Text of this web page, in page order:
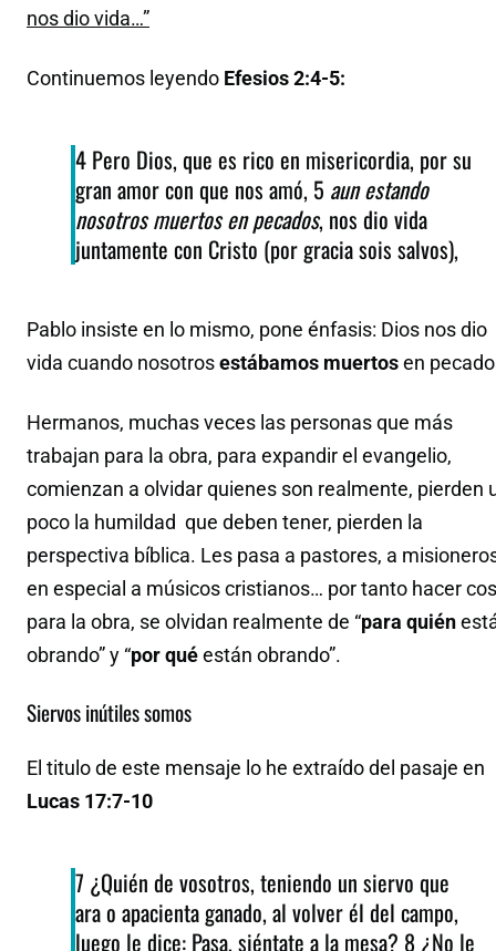
nos dio vida…”
Continuemos leyendo Efesios 2:4-5:
4 Pero Dios, que es rico en misericordia, por su
gran amor con que nos amó, 5 aun estando
nosotros muertos en pecados, nos dio vida
juntamente con Cristo (por gracia sois salvos),
Pablo insiste en lo mismo, pone énfasis: Dios nos dio
vida cuando nosotrosestábamos muertosen
Hermanos, muchas veces las personas que más
trabajan para la obra, para expandir el evangelio,
comienzan a olvidar quienes son realmente, pierden
poco la humildad que deben tener, pierden la
perspectiva bíblica. Les pasa a pastores, a
en especial a músicos cristianos… por tanto hacer
para la obra, se olvidan realmente de “para quién
obrando” y “por quéestán obrando”.
Siervos inútiles somos
El titulo de este mensaje lo he extraído del pasaje en
Lucas 17:7-10
7 ¿Quién de vosotros, teniendo un siervo que
ara o apacienta ganado, al volver él del campo,
luego le dice: Pasa, siéntate a la mesa? 8 ¿No le